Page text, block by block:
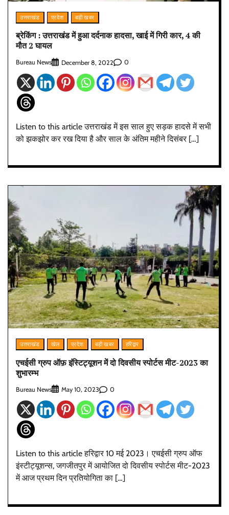
उत्तराखंड प्रदेश बड़ी खबर
ब्रेकिंग : उत्तराखंड में हुआ दर्दनाक हादसा, खाई में गिरी कार, 4 की
मौत 2 घायल
Bureau News December 8, 2022 0
Listen to this article उत्तराखंड में इस साल हुए सड़क हादसे में सभी
को झकझोर कर रख दिया है और साल के अंतिम महीने दिसंबर […]
उत्तराखंड खेल प्रदेश बड़ी खबर हरिद्वार
एचईसी ग्रुप ऑफ़ इंस्टिट्यूशन में दो दिवसीय स्पोर्टस मीट-2023 का
शुभारम्भ
Bureau News May 10, 2023 0
Listen to this article हरिद्वार 10 मई 2023। एचईसी ग्रुप ऑफ
इंस्टीट्यूशन्स, जगजीतपुर में आयोजित दो दिवसीय स्पोर्टस मीट-2023
में आज प्रथम दिन प्रतियोगिता का […]